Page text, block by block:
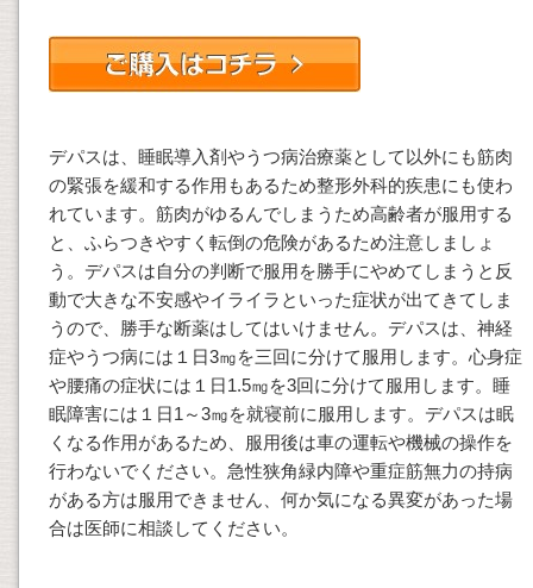
デパスは、睡眠導入剤やうつ病治療薬として以外にも筋肉
の緊張を緩和する作用もあるため整形外科的疾患にも使わ
れています。筋肉がゆるんでしまうため高齢者が服用する
と、ふらつきやすく転倒の危険があるため注意しましょ
う。デパスは自分の判断で服用を勝手にやめてしまうと反
動で大きな不安感やイライラといった症状が出てきてしま
うので、勝手な断薬はしてはいけません。デパスは、神経
症やうつ病には１日3㎎を三回に分けて服用します。心身症
や腰痛の症状には１日1.5㎎を3回に分けて服用します。睡
眠障害には１日1～3㎎を就寝前に服用します。デパスは眠
くなる作用があるため、服用後は車の運転や機械の操作を
行わないでください。急性狭角緑内障や重症筋無力の持病
がある方は服用できません、何か気になる異変があった場
合は医師に相談してください。